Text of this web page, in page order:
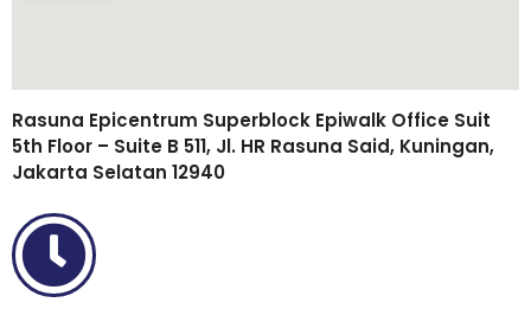
Rasuna Epicentrum Superblock Epiwalk Office Suit
5th Floor – Suite B 511, Jl. HR Rasuna Said, Kuningan,
Jakarta Selatan 12940